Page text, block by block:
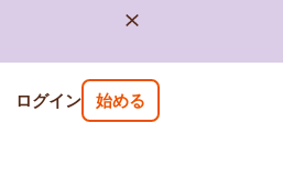
ログイン 始める